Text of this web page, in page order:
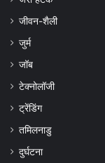
जीवन-शैली
जुर्म
जॉब
टेक्नोलॉजी
ट्रेंडिंग
तमिलनाडु
दुर्घटना